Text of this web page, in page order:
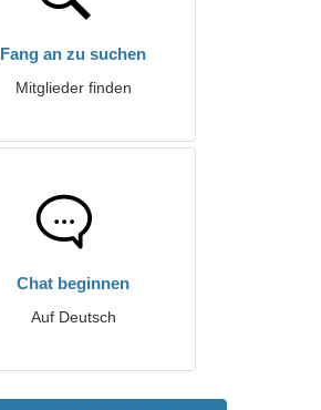
Fang an zu suchen
Mitglieder finden
Chat beginnen
Auf Deutsch